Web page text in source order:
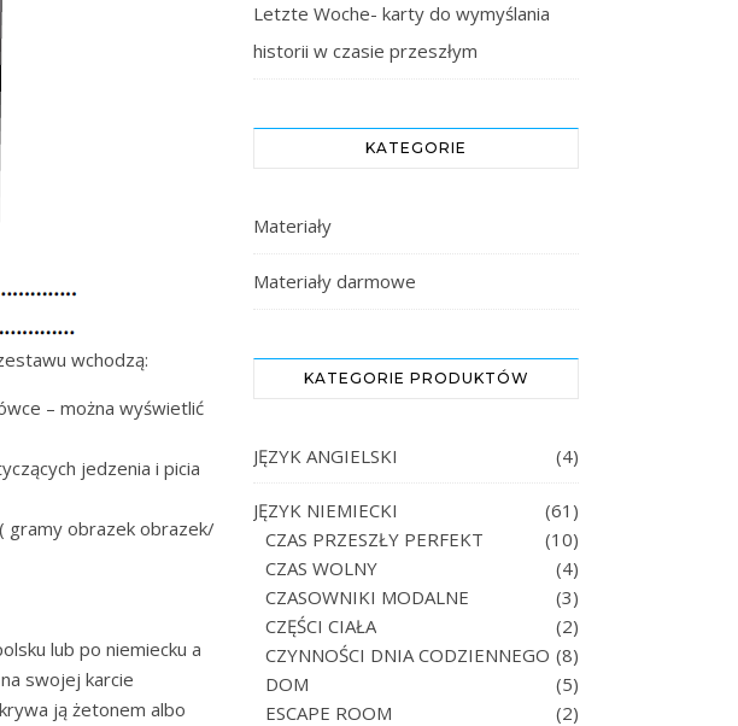
wchodzą:
– można wyświetlić
jedzenia i picia
gramy obrazek obrazek/
lub po niemiecku a
swojej karcie
ją żetonem albo
Letzte Woche- karty do wymyślania
historii w czasie przeszłym
KATEGORIE
Materiały
Materiały darmowe
KATEGORIE PRODUKTÓW
JĘZYK ANGIELSKI (4)
JĘZYK NIEMIECKI
(61)
CZAS PRZESZŁY PERFEKT
(10)
CZAS WOLNY
(4)
CZASOWNIKI MODALNE
(3)
CZĘŚCI CIAŁA
(2)
CZYNNOŚCI DNIA CODZIENNEGO (8)
DOM
(5)
ESCAPE ROOM
(2)